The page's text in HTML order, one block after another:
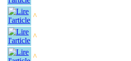
^
^
^